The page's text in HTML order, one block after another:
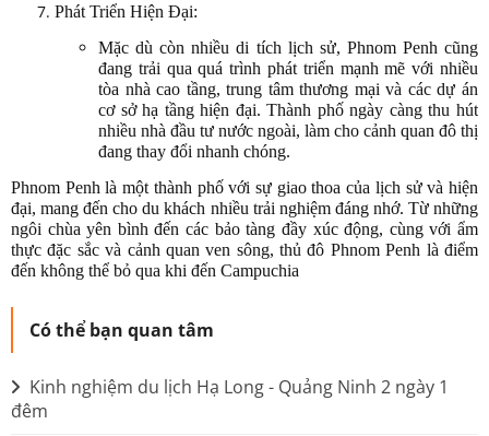
Phát Triển Hiện Đại:
Mặc dù còn nhiều di tích lịch sử, Phnom Penh cũng
đang trải qua quá trình phát triển mạnh mẽ với nhiều
tòa nhà cao tầng, trung tâm thương mại và các dự án
cơ sở hạ tầng hiện đại. Thành phố ngày càng thu hút
nhiều nhà đầu tư nước ngoài, làm cho cảnh quan đô thị
đang thay đổi nhanh chóng.
Phnom Penh là một thành phố với sự giao thoa của lịch sử và hiện
đại, mang đến cho du khách nhiều trải nghiệm đáng nhớ. Từ những
ngôi chùa yên bình đến các bảo tàng đầy xúc động, cùng với ẩm
thực đặc sắc và cảnh quan ven sông, thủ đô Phnom Penh là điểm
đến không thể bỏ qua khi đến Campuchia
Có thể bạn quan tâm
Kinh nghiệm du lịch Hạ Long - Quảng Ninh 2 ngày 1
đêm